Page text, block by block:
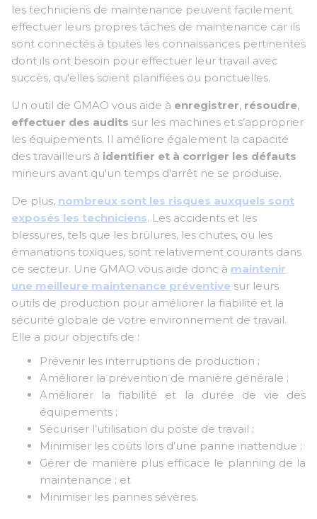
les techniciens de maintenance peuvent facilement
effectuer leurs propres tâches de maintenance car ils
sont connectés à toutes les connaissances pertinentes
dont ils ont besoin pour effectuer leur travail avec
succès, qu'elles soient planifiées ou ponctuelles.
Un outil de GMAO vous aide à enregistrer, résoudre,
effectuer des audits sur les machines et s’approprier
les équipements. Il améliore également la capacité
des travailleurs à identifier et à corriger les défauts
mineurs avant qu'un temps d'arrêt ne se produise.
De plus, nombreux sont les risques auxquels sont
exposés les techniciens. Les accidents et les
blessures, tels que les brûlures, les chutes, ou les
émanations toxiques, sont relativement courants dans
ce secteur. Une GMAO vous aide donc à maintenir
une meilleure maintenance préventive sur leurs
outils de production pour améliorer la fiabilité et la
sécurité globale de votre environnement de travail.
Elle a pour objectifs de :
Prévenir les interruptions de production ;
Améliorer la prévention de manière générale ;
Améliorer la fiabilité et la durée de vie des
équipements ;
Sécuriser l’utilisation du poste de travail ;
Minimiser les coûts lors d’une panne inattendue ;
Gérer de manière plus efficace le planning de la
maintenance ; et
Minimiser les pannes sévères.